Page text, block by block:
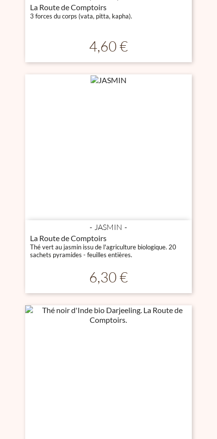
La Route de Comptoirs
3 forces du corps (vata, pitta, kapha).
Prix
4,60 €
JASMIN
La Route de Comptoirs
Thé vert au jasmin issu de l'agriculture biologique. 20
sachets pyramides - feuilles entières.
Prix
6,30 €